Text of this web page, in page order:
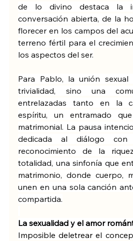
de lo divino destaca la
conversación abierta, de la
florecer en los campos del
terreno fértil para el
los aspectos del ser.
Para Pablo, la unión
trivialidad, sino una
entrelazadas tanto en la
espíritu, un entramado
matrimonial. La pausa
dedicada al diálogo
reconocimiento de la
totalidad, una sinfonía que
matrimonio, donde cuerpo,
unen en una sola canción
compartida.
La sexualidad y el amor
Imposible deletrear el